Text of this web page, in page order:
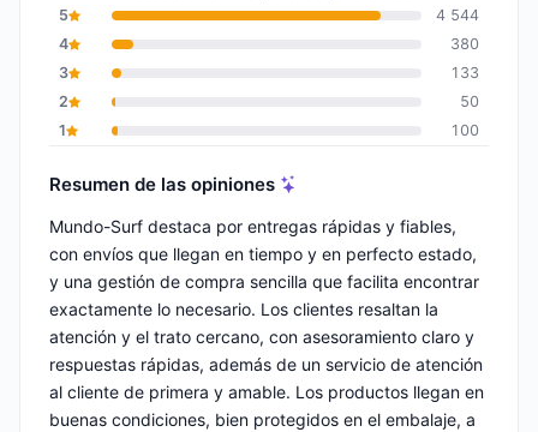
5
4 544
4
380
3
133
2
50
1
100
Resumen de las opiniones
Mundo-Surf destaca por entregas rápidas y fiables,
con envíos que llegan en tiempo y en perfecto estado,
y una gestión de compra sencilla que facilita encontrar
exactamente lo necesario. Los clientes resaltan la
atención y el trato cercano, con asesoramiento claro y
respuestas rápidas, además de un servicio de atención
al cliente de primera y amable. Los productos llegan en
buenas condiciones, bien protegidos en el embalaje, a